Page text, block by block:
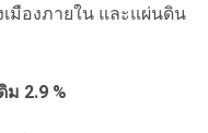
มืองภายใน และแผ่นดิน
ม 2.9 %